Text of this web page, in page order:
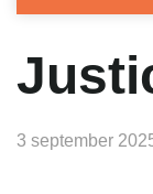
3 september